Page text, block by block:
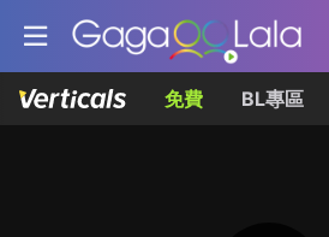
免費 BL專區